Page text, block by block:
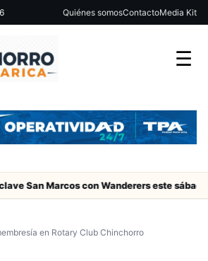
Quiénes somosContactoMedia Kit
☰
Marcos con Wanderers este sábado a las
en Rotary Club Chinchorro